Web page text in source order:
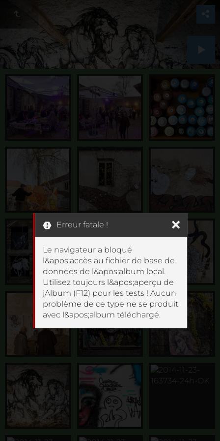
Erreur fatale !
Le navigateur a bloqué
l&apos;accès au fichier de base de
données de l&apos;album local.
Utilisez toujours l&apos;aperçu de
jAlbum (F12) pour les tests ! Aucun
problème de ce type ne se produit
avec l&apos;album téléchargé.